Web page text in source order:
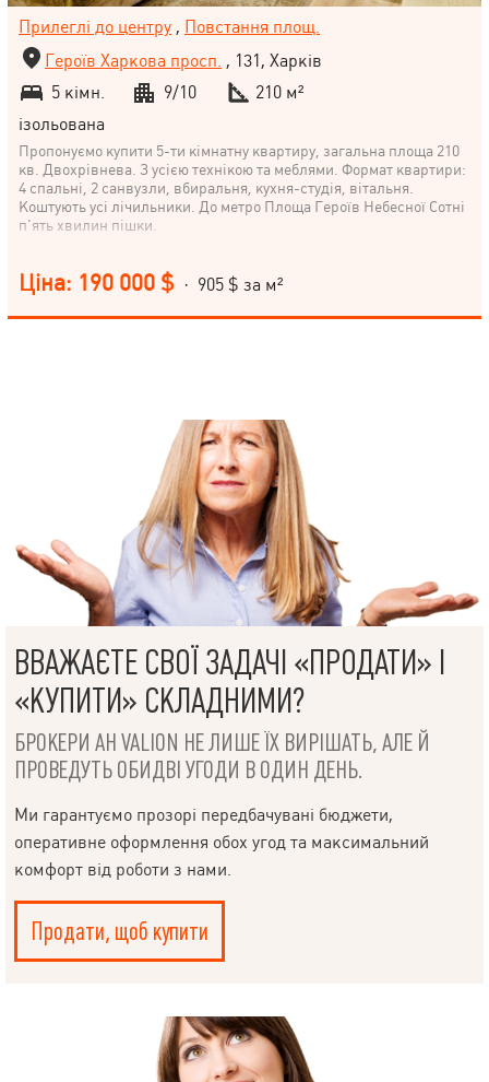
Прилеглі до центру , Повстання площ.
Героїв Харкова просп. , 131, Харків
5 кімн.
9/10
210 м²
ізольована
Пропонуємо купити 5-ти кімнатну квартиру, загальна площа 210
кв. Двохрівнева. З усією технікою та меблями. Формат квартири:
4 спальні, 2 санвузли, вбиральня, кухня-студія, вітальня.
Коштують усі лічильники. До метро Площа Героїв Небесної Сотні
п'ять хвилин пішки.
Ціна: 190 000 $ · 905 $ за м²
ВВАЖАЄТЕ СВОЇ ЗАДАЧІ «ПРОДАТИ» І
«КУПИТИ» СКЛАДНИМИ?
БРОКЕРИ АН VALION НЕ ЛИШЕ ЇХ ВИРІШАТЬ, АЛЕ Й
ПРОВЕДУТЬ ОБИДВІ УГОДИ В ОДИН ДЕНЬ.
Ми гарантуємо прозорі передбачувані бюджети,
оперативне оформлення обох угод та максимальний
комфорт від роботи з нами.
Продати, щоб купити